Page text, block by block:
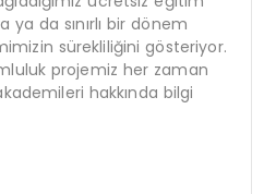
da sınırlı bir dönem
sürekliliğini gösteriyor.
projemiz her zaman
hakkında bilgi